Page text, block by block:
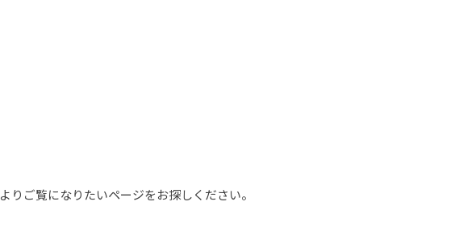
よりご覧になりたいページをお探しください。